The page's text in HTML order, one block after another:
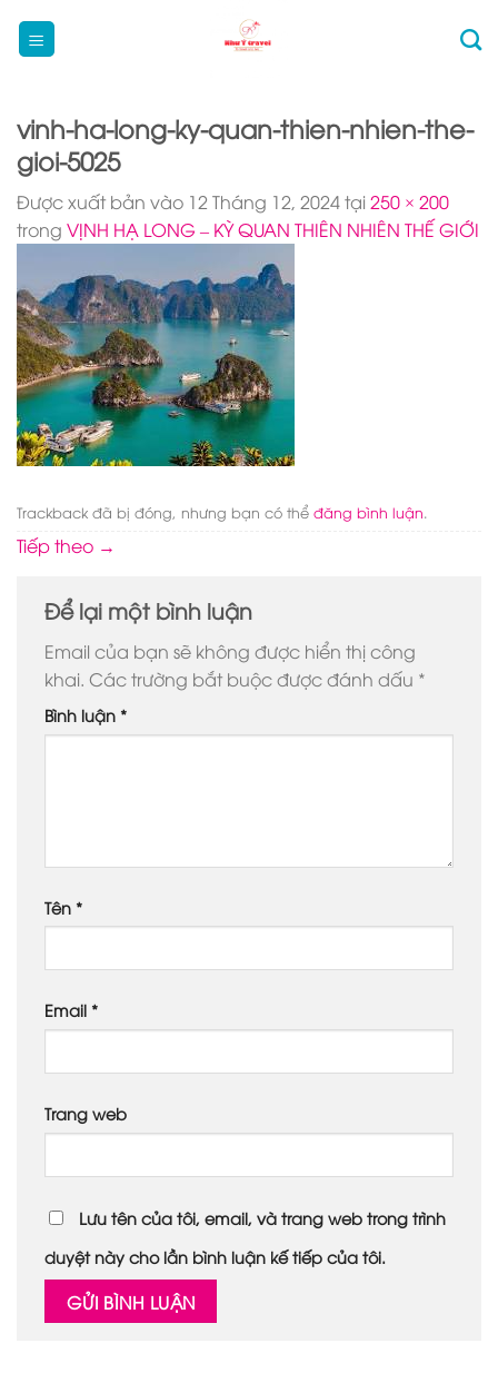
qua
vinh-ha-long-ky-quan-thien-nhien-the-
gioi-5025
Được xuất bản vào 12 Tháng 12, 2024tại 250 × 200
trong VỊNH HẠ LONG – KỲ QUAN THIÊN NHIÊN THẾ GIỚI
Trackback đã bị đóng, nhưng bạn có thể đăng bình luận
Tiếp theo →
Để lại một bình luận
Email của bạn sẽ không được hiển thị công
khai. Các trường bắt buộc được đánh dấu *
Bình luận *
Tên *
Email *
Trang web
Lưu tên của tôi, email, và trang web trong trình
duyệt này cho lần bình luận kế tiếp của tôi.